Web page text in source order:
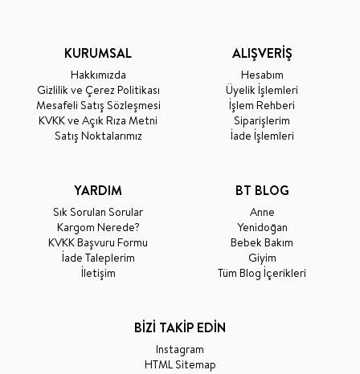
KURUMSAL
Hakkımızda
Gizlilik ve Çerez Politikası
Mesafeli Satış Sözleşmesi
KVKK ve Açık Rıza Metni
Satış Noktalarımız
ALIŞVERİŞ
Hesabım
Üyelik İşlemleri
İşlem Rehberi
Siparişlerim
İade İşlemleri
YARDIM
Sık Sorulan Sorular
Kargom Nerede?
KVKK Başvuru Formu
İade Taleplerim
İletişim
BT BLOG
Anne
Yenidoğan
Bebek Bakım
Giyim
Tüm Blog İçerikleri
BİZİ TAKİP EDİN
Instagram
HTML Sitemap